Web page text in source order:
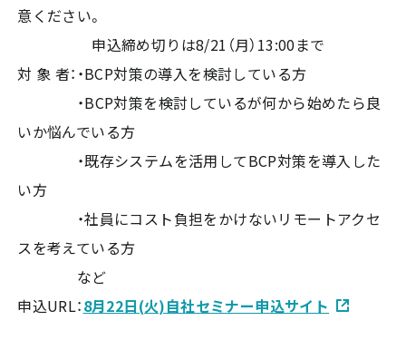
意ください。
申込締め切りは8/21（月）13:00まで
対 象 者：・BCP対策の導入を検討している方
・BCP対策を検討しているが何から始めたら良
いか悩んでいる方
・既存システムを活用してBCP対策を導入した
い方
・社員にコスト負担をかけないリモートアクセ
スを考えている方
など
申込URL：8月22日(火)自社セミナー申込サイト